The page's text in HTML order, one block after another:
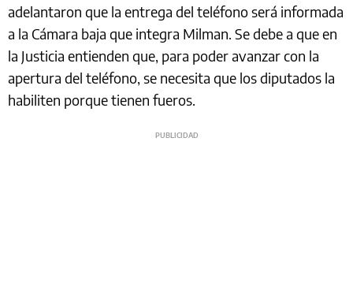
adelantaron que la entrega del teléfono será informada
a la Cámara baja que integra Milman. Se debe a que en
la Justicia entienden que, para poder avanzar con la
apertura del teléfono, se necesita que los diputados la
habiliten porque tienen fueros.